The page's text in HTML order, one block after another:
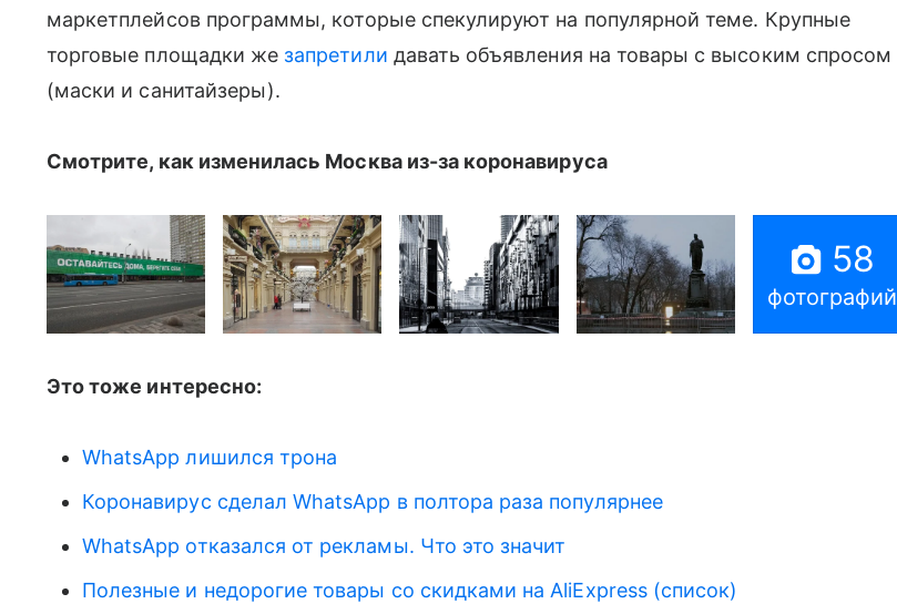
маркетплейсов программы, которые спекулируют на популярной теме. Крупные
торговые площадки же запретили давать объявления на товары с высоким спросом
(маски и санитайзеры).
Смотрите, как изменилась Москва из-за коронавируса
58
фотографий
Это тоже интересно:
WhatsApp лишился трона
Коронавирус сделал WhatsApp в полтора раза популярнее
WhatsApp отказался от рекламы. Что это значит
Полезные и недорогие товары со скидками на AliExpress (список)